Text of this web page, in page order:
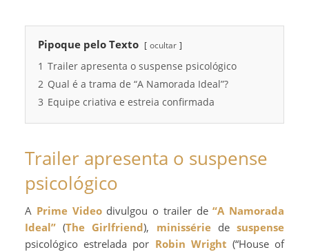
Pipoque pelo Texto ocultar
1 Trailer apresenta o suspense psicológico
2 Qual é a trama de “A Namorada Ideal”?
3 Equipe criativa e estreia confirmada
Trailer apresenta o suspense
psicológico
Prime Videodivulgou o trailer de“A Namorada
Ideal” (The Girlfriend), minissériedesuspense
psicológico estrelada por Robin Wright (“House of